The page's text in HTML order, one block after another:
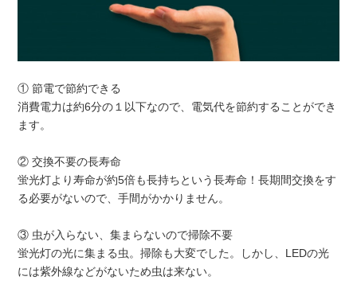
① 節電で節約できる
消費電力は約6分の１以下なので、電気代を節約することができ
ます。
② 交換不要の長寿命
蛍光灯より寿命が約5倍も長持ちという長寿命！長期間交換をす
る必要がないので、手間がかかりません。
③ 虫が入らない、集まらないので掃除不要
蛍光灯の光に集まる虫。掃除も大変でした。しかし、LEDの光
には紫外線などがないため虫は来ない。